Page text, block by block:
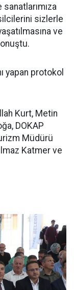
sizlerle
ve
yapan protokol
Kurt, Metin
DOKAP
Müdürü
Katmer ve